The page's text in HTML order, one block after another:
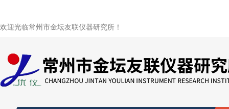
欢迎光临常州市金坛友联仪器研究所！